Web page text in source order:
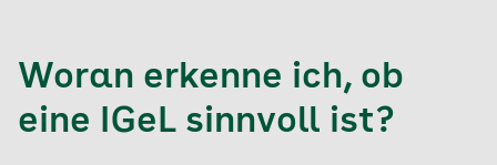
Woran erkenne ich, ob
eine IGeL sinnvoll ist?